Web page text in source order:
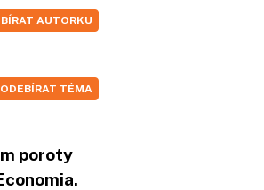
AUTORKU
ODEBÍRAT TÉMA
poroty